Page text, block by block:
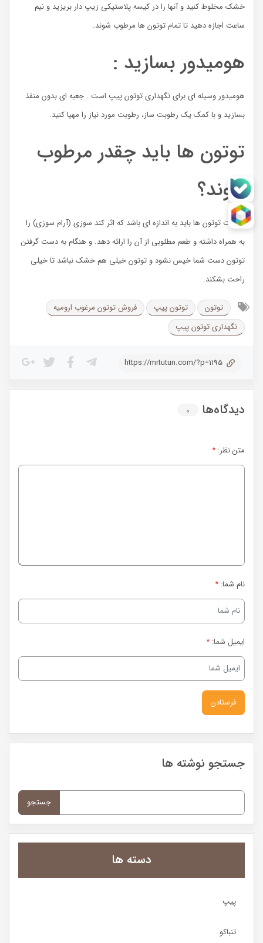
خشک مخلوط کنید و آنها را در کیسه پلاستیکی زیپ دار بریزید و نیم
ساعت اجازه دهید تا تمام توتون ها مرطوب شوند.
هومیدور بسازید :
هومیدور وسیله ای برای نگهداری توتون پیپ است . جعبه ای بدون منفذ
بسازید و با کمک یک رطوبت ساز، رطوبت مورد نیاز را مهیا کنید.
توتون ها باید چقدر مرطوب
شوند؟
رطوبت توتون ها باید به اندازه ای باشد که اثر کند سوزی (آرام سوزی) را
به همراه داشته و طعم مطلوبی از آن را ارائه دهد. و هنگام به دست گرفتن
توتون دست شما خیس نشود و توتون خیلی هم خشک نباشد تا خیلی
راحت بشکند.
توتون توتون پیپ
فروش توتون مرغوب ارومیه
نگهداری توتون پیپ
https://mrtutun.com/?p=1195
دیدگاه‌ها 0
متن نظر: *
نام شما: *
ایمیل شما: *
جستجو نوشته ها
برای:
دسته ها
پیپ
تنباکو